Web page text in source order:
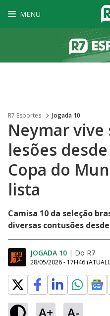
MENU
R7 Esportes Jogada 10
Neymar vive
lesões
Copa do
lista
Camisa 10 da seleção
diversas contusões
JOGADA 10 | Do R7
28/05/2026 - 17H46
A+ A-